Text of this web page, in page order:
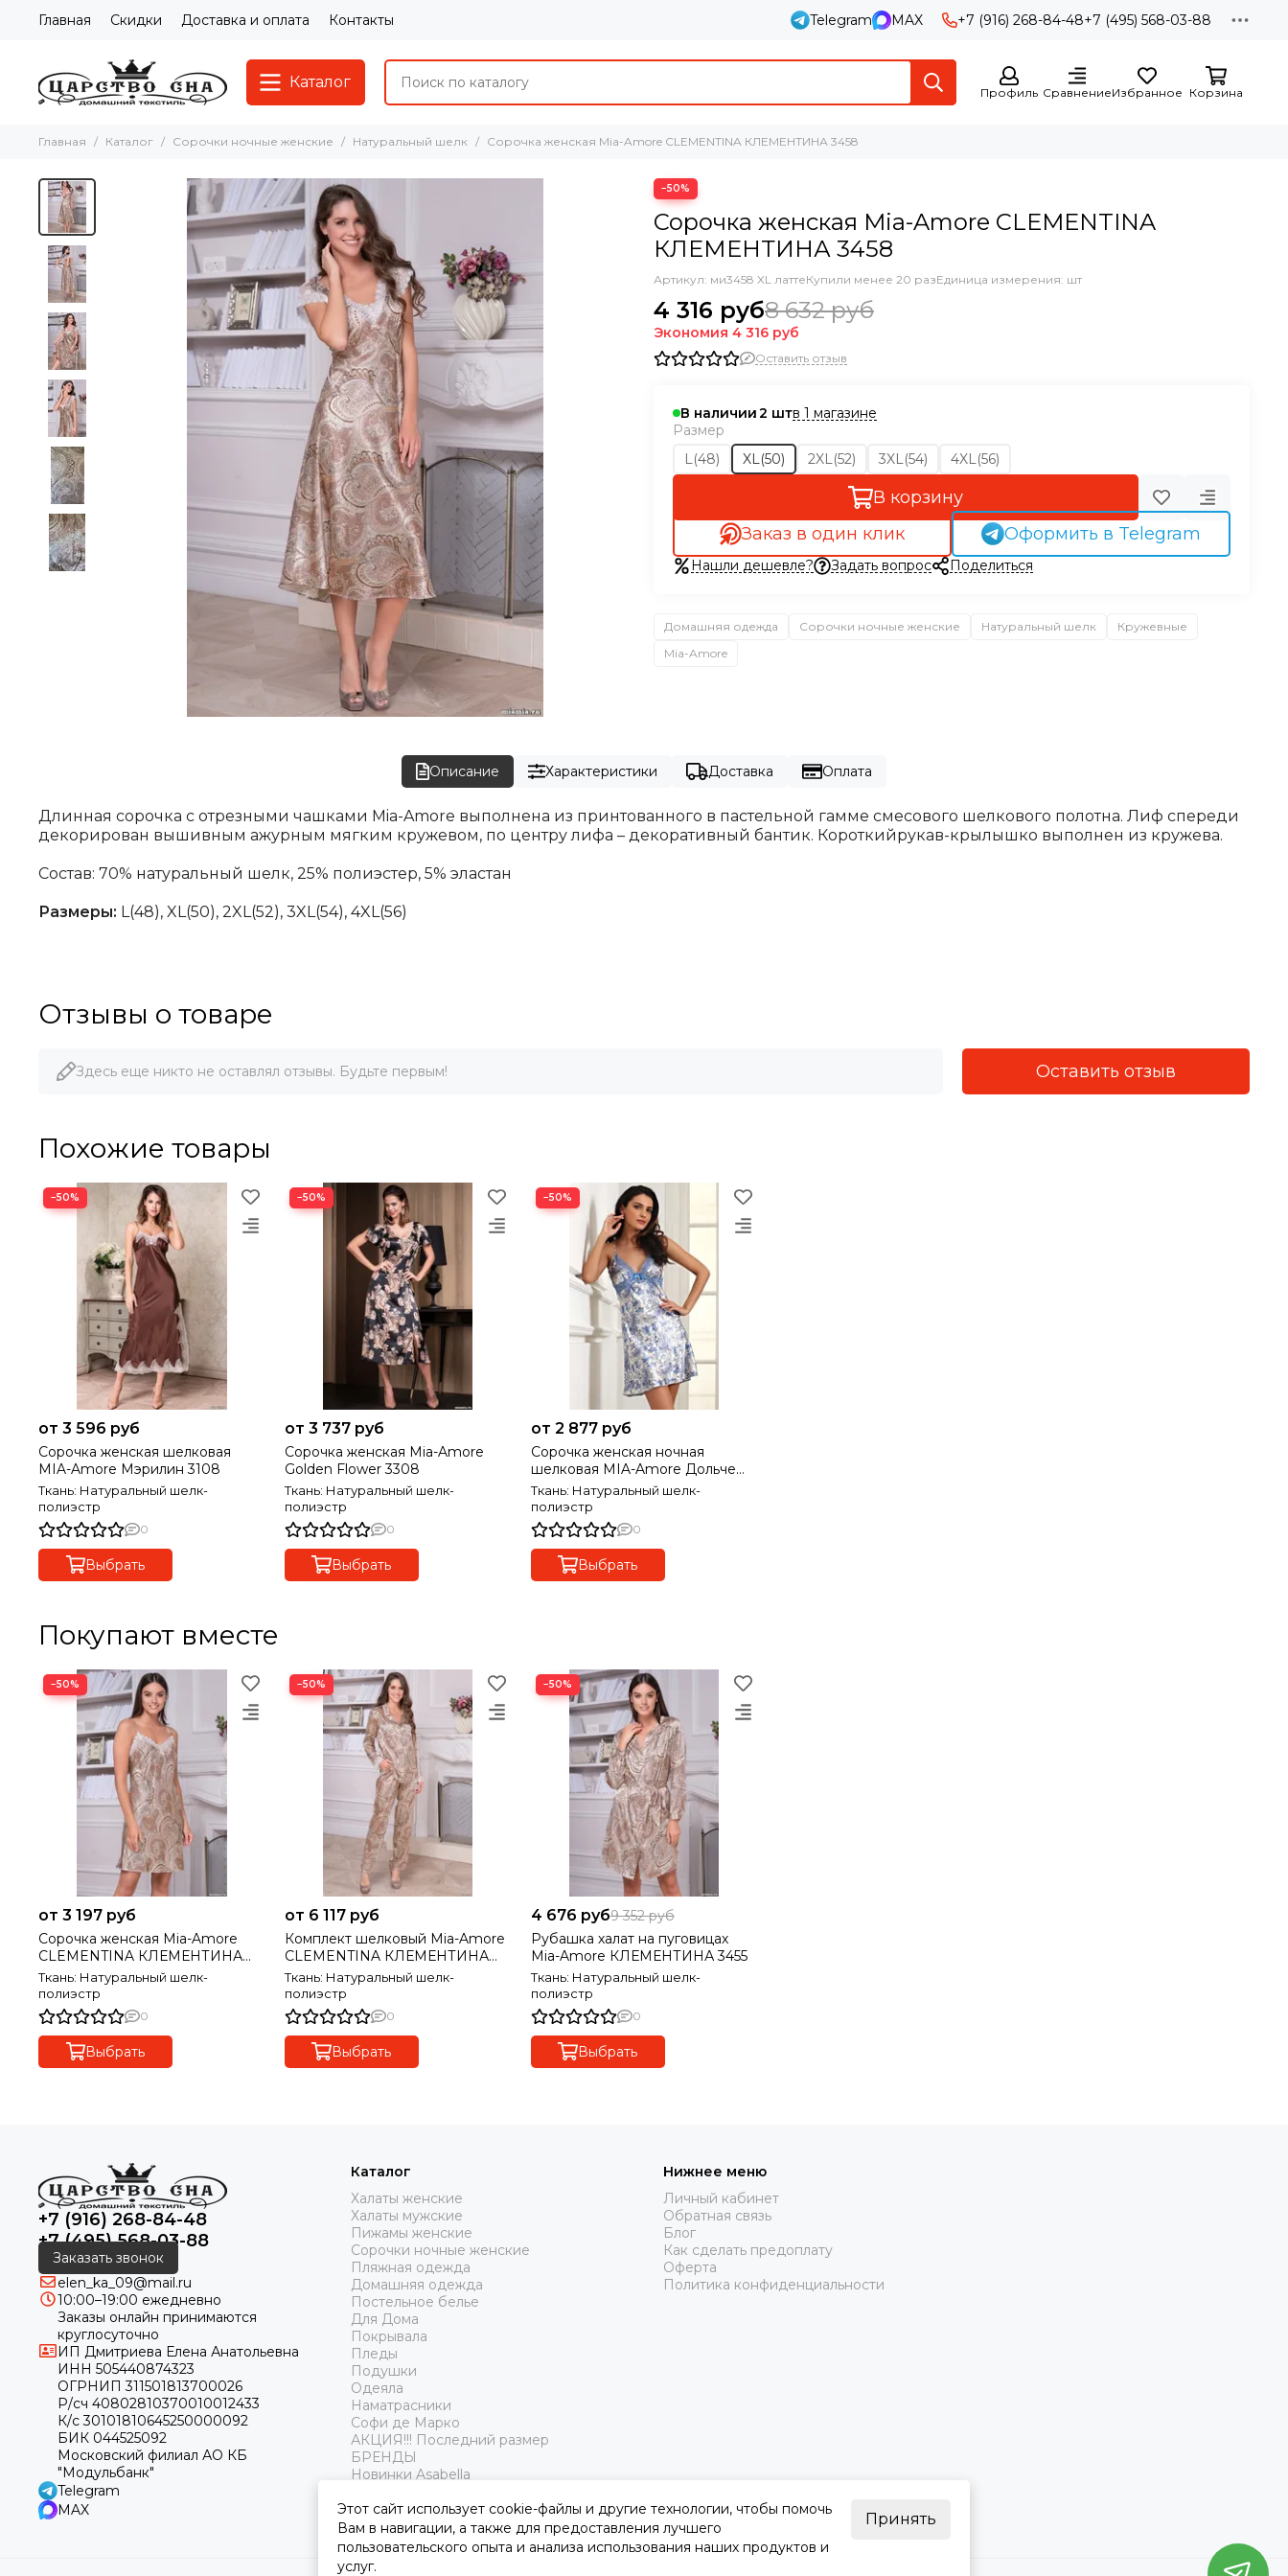
Главная Скидки Доставка и оплата Контакты Telegram MAX +7 (916) 268-84-48+7 (495) 568-03-88
Каталог
Профиль СравнениеИзбранное Корзина
Главная Каталог Сорочки ночные женские Натуральный шелк Сорочка женская Mia-Amore CLEMENTINA КЛЕМЕНТИНА 3458
−50%
Сорочка женская Mia-Amore CLEMENTINA
КЛЕМЕНТИНА 3458
Артикул: ми3458 XL латтеКупили менее 20 разЕдиница измерения: шт
4 316 руб8 632 руб
Экономия 4 316 руб
Оставить отзыв
В наличии2
в 1 магазине
Размер
L(48)
XL(50) 2XL(52) 3XL(54) 4XL(56)
В корзину
Заказ в один клик
Оформить в Telegram
Нашли дешевле? Задать вопрос Поделиться
Домашняя одежда Сорочки ночные женские Натуральный шелк
Кружевные
Mia-Amore
Описание Характеристики Доставка Оплата
Длинная сорочка с отрезными чашками Mia-Amore выполнена из принтованного в пастельной гамме смесового шелкового полотна. Лиф спереди
декорирован вышивным ажурным мягким кружевом, по центру лифа – декоративный бантик. Короткийрукав-крылышко выполнен из кружева.
Состав: 70% натуральный шелк, 25% полиэстер, 5% эластан
Размеры: L(48), XL(50), 2XL(52), 3XL(54), 4XL(56)
Отзывы о товаре
Здесь еще никто не оставлял отзывы. Будьте первым! Оставить отзыв
Похожие товары
−50%
от 3 596 руб
Сорочка женская шелковая
MIA-Amore Мэрилин 3108
Ткань: Натуральный шелк-
полиэстр
0
Выбрать
−50%
от 3 737 руб
Сорочка женская Mia-Amore
Golden Flower 3308
Ткань: Натуральный шелк-
полиэстр
0
Выбрать
−50%
от 2 877 руб
Сорочка женская ночная
шелковая MIA-Amore Дольче
Вита 5914
Ткань: Натуральный шелк-
полиэстр
0
Выбрать
Покупают вместе
−50%
от 3 197 руб
Сорочка женская Mia-Amore
CLEMENTINA КЛЕМЕНТИНА
3450
Ткань: Натуральный шелк-
полиэстр
0
Выбрать
−50%
от 6 117 руб
Комплект шелковый Mia-Amore
CLEMENTINA КЛЕМЕНТИНА
3456
Ткань: Натуральный шелк-
полиэстр
0
Выбрать
−50%
4 676 руб9 352 руб
Рубашка халат на пуговицах
Mia-Amore КЛЕМЕНТИНА 3455
Ткань: Натуральный шелк-
полиэстр
0
Выбрать
+7 (916) 268-84-48
+7 (495) 568-03-88
Заказать звонок
elen_ka_09@mail.ru
10:00–19:00 ежедневно
Заказы онлайн принимаются
круглосуточно
ИП Дмитриева Елена Анатольевна
ИНН 505440874323
ОГРНИП 311501813700026
Р/сч 40802810370010012433
К/с 30101810645250000092
БИК 044525092
Московский филиал АО КБ
"Модульбанк"
Telegram
MAX
Каталог
Халаты женские
Халаты мужские
Пижамы женские
Сорочки ночные женские
Пляжная одежда
Домашняя одежда
Постельное белье
Для Дома
Покрывала
Пледы
Подушки
Одеяла
Наматрасники
Софи де Марко
АКЦИЯ!!! Последний размер
БРЕНДЫ
Новинки Asabella
Нижнее меню
Личный кабинет
Обратная связь
Блог
Как сделать предоплату
Оферта
Политика конфиденциальности
Этот сайт использует cookie-файлы и другие технологии, чтобы помочь
Вам в навигации, а также для предоставления лучшего
пользовательского опыта и анализа использования наших продуктов и
услуг.
Принять